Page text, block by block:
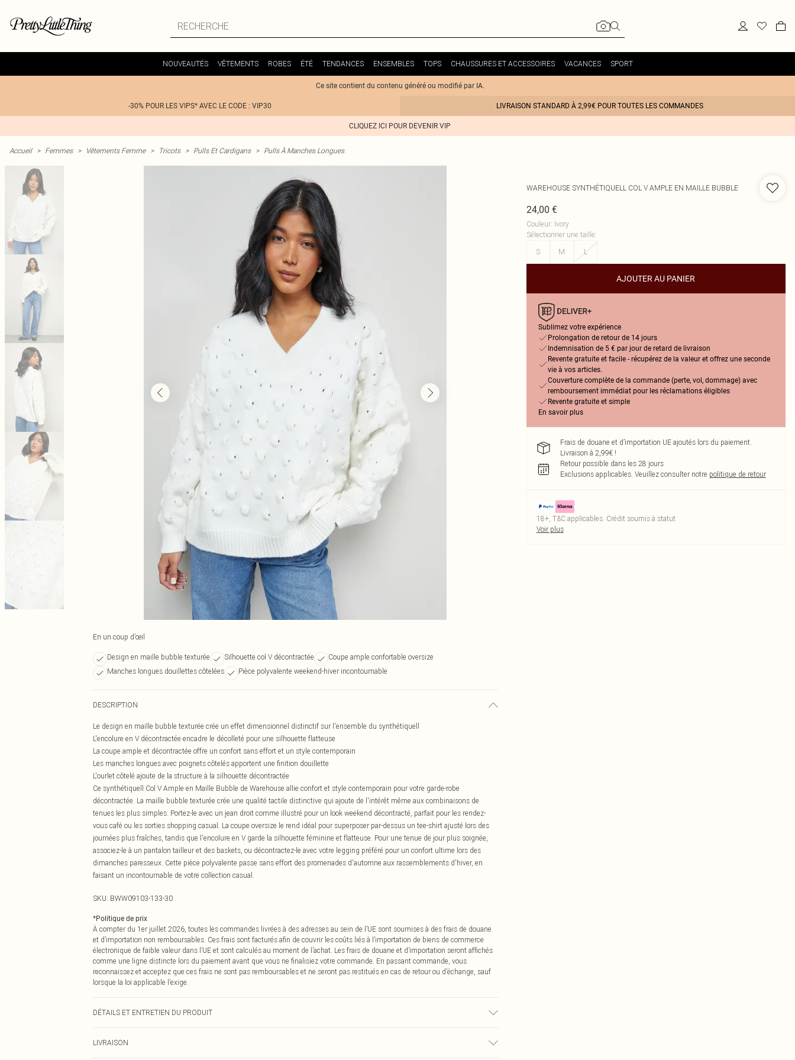
NOUVEAUTÉS VÊTEMENTS ROBES ÉTÉ TENDANCES ENSEMBLES TOPS CHAUSSURES ET ACCESSOIRES VACANCES SPORT
Ce site contient du contenu généré ou modifié par IA.
-30% POUR LES VIPS* AVEC LE CODE : VIP30 LIVRAISON STANDARD À 2,99€ POUR TOUTES LES COMMANDES
CLIQUEZ ICI POUR DEVENIR VIP
Accueil > Femmes > Vêtements Femme > Tricots > Pulls Et Cardigans > Pulls À Manches Longues
En un coup d’œil
Design en maille bubble texturée Silhouette col V décontractée
Coupe ample confortable oversize
Manches longues douillettes côtelées
Pièce polyvalente weekend-hiver incontournable
DESCRIPTION
Le design en maille bubble texturée crée un effet dimensionnel distinctif sur l'ensemble du synthétiquell
L'encolure en V décontractée encadre le décolleté pour une silhouette flatteuse
La coupe ample et décontractée offre un confort sans effort et un style contemporain
Les manches longues avec poignets côtelés apportent une finition douillette
L'ourlet côtelé ajoute de la structure à la silhouette décontractée
Ce synthétiquell Col V Ample en Maille Bubble de Warehouse allie confort et style contemporain pour votre garde-robe
décontractée. La maille bubble texturée crée une qualité tactile distinctive qui ajoute de l'intérêt même aux combinaisons de
tenues les plus simples. Portez-le avec un jean droit comme illustré pour un look weekend décontracté, parfait pour les rendez-
vous café ou les sorties shopping casual. La coupe oversize le rend idéal pour superposer par-dessus un tee-shirt ajusté lors des
journées plus fraîches, tandis que l'encolure en V garde la silhouette féminine et flatteuse. Pour une tenue de jour plus soignée,
associez-le à un pantalon tailleur et des baskets, ou décontractez-le avec votre legging préféré pour un confort ultime lors des
dimanches paresseux. Cette pièce polyvalente passe sans effort des promenades d'automne aux rassemblements d'hiver, en
faisant un incontournable de votre collection casual.
SKU: BWW09103-133-30
*Politique de prix
À compter du 1er juillet 2026, toutes les commandes livrées à des adresses au sein de l’UE sont soumises à des frais de douane
et d’importation non remboursables. Ces frais sont facturés afin de couvrir les coûts liés à l’importation de biens de commerce
électronique de faible valeur dans l’UE et sont calculés au moment de l’achat. Les frais de douane et d’importation seront affichés
comme une ligne distincte lors du paiement avant que vous ne finalisiez votre commande. En passant commande, vous
reconnaissez et acceptez que ces frais ne sont pas remboursables et ne seront pas restitués en cas de retour ou d’échange, sauf
lorsque la loi applicable l’exige.
DÉTAILS ET ENTRETIEN DU PRODUIT
approximative 1m70 - 1m75.
LIVRAISON
WAREHOUSE SYNTHÉTIQUELL COL V AMPLE EN MAILLE BUBBLE
24,00 €
Couleur: Ivory
Sélectionner une taille:
S
M L
AJOUTER AU PANIER
Sublimez votre expérience
Prolongation de retour de 14 jours
Indemnisation de 5 € par jour de retard de livraison
Revente gratuite et facile - récupérez de la valeur et offrez une seconde
vie à vos articles.
Couverture complète de la commande (perte, vol, dommage) avec
remboursement immédiat pour les réclamations éligibles
Revente gratuite et simple
En savoir plus
Frais de douane et d’importation UE ajoutés lors du paiement.
Livraison à 2,99€ !
Retour possible dans les 28 jours
Exclusions applicables. Veuillez consulter notre politique de retour
18+, T&C applicables. Crédit soumis à statut
Voir plus